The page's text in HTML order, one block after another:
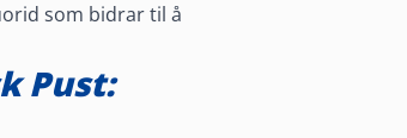
som bidrar til å
Pust: